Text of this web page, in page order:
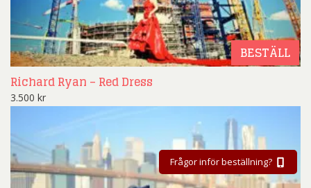
BESTÄLL
Richard Ryan – Red Dress
3.500 kr
Frågor inför beställning?